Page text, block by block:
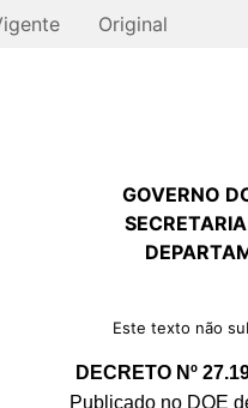
Original
GOVERNO
Este texto não
DECRETO Nº
Publicado no DOE